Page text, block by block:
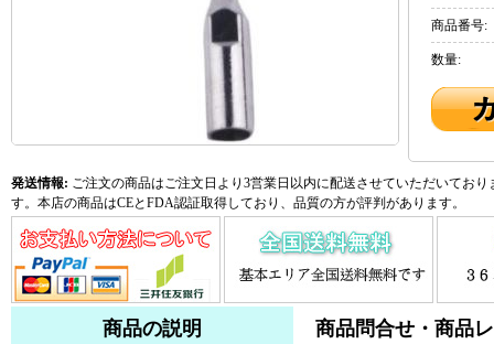
商品番号:
数量:
発送情報: ご注文の商品はご注文日より3営業日以内に配送させていただいてお
す。本店の商品はCEとFDA認証取得しており、品質の方が評判があります。
商品の説明 商品問合せ・商品